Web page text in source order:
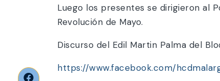
Luego los presentes se dirigieron al
Revolución de Mayo.
Discurso del Edil Martin Palma del
https://www.facebook.com/